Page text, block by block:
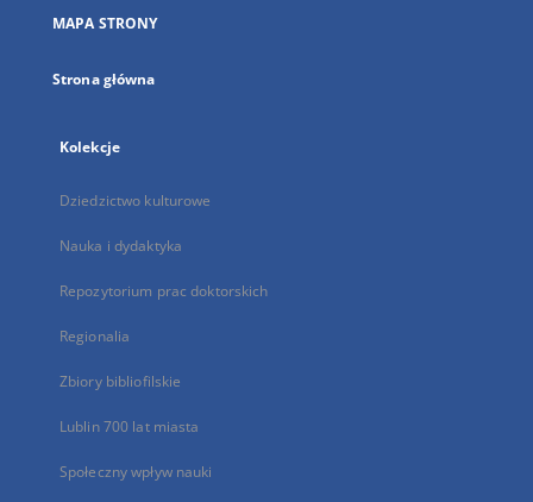
karcie
MAPA STRONY
Strona główna
Kolekcje
Dziedzictwo kulturowe
Nauka i dydaktyka
Repozytorium prac doktorskich
Regionalia
Zbiory bibliofilskie
Lublin 700 lat miasta
Społeczny wpływ nauki